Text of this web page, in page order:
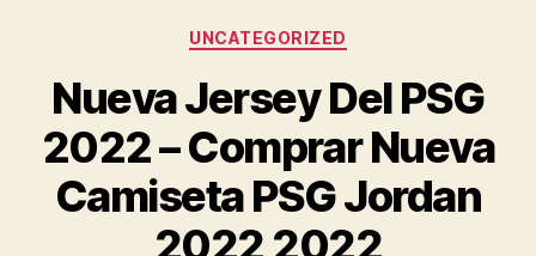
Categorías
UNCATEGORIZED
Nueva Jersey Del PSG
2022 – Comprar Nueva
Camiseta PSG Jordan
2022 2022